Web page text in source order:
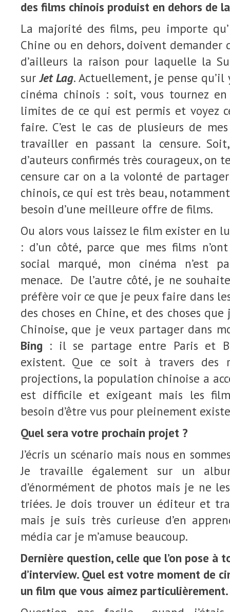
des films chinois produist en dehors de
La majorité des films, peu importe
Chine ou en dehors, doivent demander
d’ailleurs la raison pour laquelle la
surJet Lag. Actuellement, je pense
cinéma chinois : soit, vous tournez
limites de ce qui est permis et voyez
faire. C’est le cas de plusieurs de
travailler en passant la censure.
d’auteurs confirmés très courageux, on
censure car on a la volonté de
chinois, ce qui est très beau,
besoin d’une meilleure offre de films.
Ou alors vous laissez le film exister en
: d’un côté, parce que mes films
social marqué, mon cinéma n’est
menace. De l’autre côté, je ne
préfère voir ce que je peux faire dans
des choses en Chine, et des choses
Chinoise, que je veux partager dans
Bing : il se partage entre Paris et
existent. Que ce soit à travers des
projections, la population chinoise a
est difficile et exigeant mais les
besoin d’être vus pour pleinement
Quel sera votre prochain projet ?
J’écris un scénario mais nous en
Je travaille également sur un
d’énormément de photos mais je ne
triées. Je dois trouver un éditeur et
mais je suis très curieuse d’en
média car je m’amuse beaucoup.
Dernière question, celle que l’on pose à
d’interview. Quel est votre moment de
un film que vous aimez particulièrement.